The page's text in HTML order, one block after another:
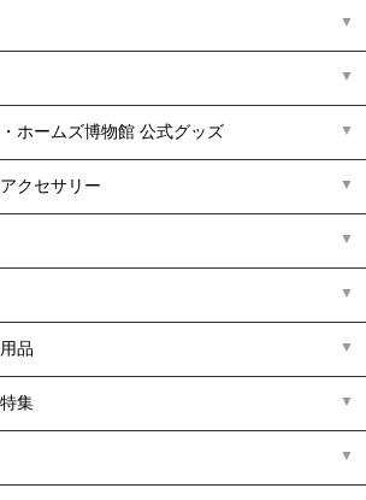
ホームズ博物館 公式グッズ
クセサリー
品
集